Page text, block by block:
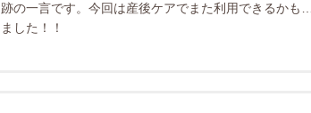
跡の一言です。今回は産後ケアでまた利用できるか
ました！！